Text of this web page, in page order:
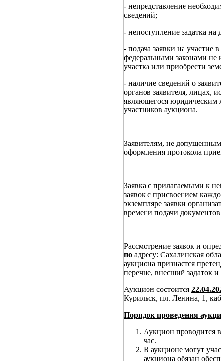
- непредставление
сведений;
- непоступление задатка на
- подача заявки на участие
федеральными законами не
участка или приобрести
- наличие сведений о
органов заявителя, лицах,
являющегося юридическим
участников аукциона.
Заявителям, не допущенным
оформления протокола
Заявка с прилагаемыми к
заявок с присвоением
экземпляре заявки
времени подачи
Рассмотрение заявок и
по адресу: Сахалинская
аукциона признается
перечне, внесший задаток
Аукцион состоится
Курильск, пл. Ленина, 1,
Порядок проведения
Аукцион проводится
час.
В аукционе могут
аукциона обязан